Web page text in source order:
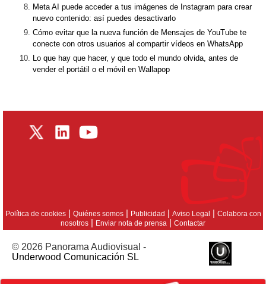
Meta AI puede acceder a tus imágenes de Instagram para crear
nuevo contenido: así puedes desactivarlo
Cómo evitar que la nueva función de Mensajes de YouTube te
conecte con otros usuarios al compartir vídeos en WhatsApp
Lo que hay que hacer, y que todo el mundo olvida, antes de
vender el portátil o el móvil en Wallapop
Política de cookies| Quiénes somos| Publicidad | Aviso Legal | Colabora con
nosotros | Enviar nota de prensa | Contactar
© 2026 Panorama Audiovisual -
Underwood Comunicación SL